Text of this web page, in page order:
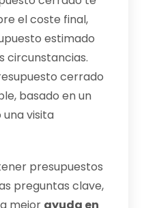
el coste final,
estimado
circunstancias.
cerrado
basado en un
visita
presupuestos
preguntas clave,